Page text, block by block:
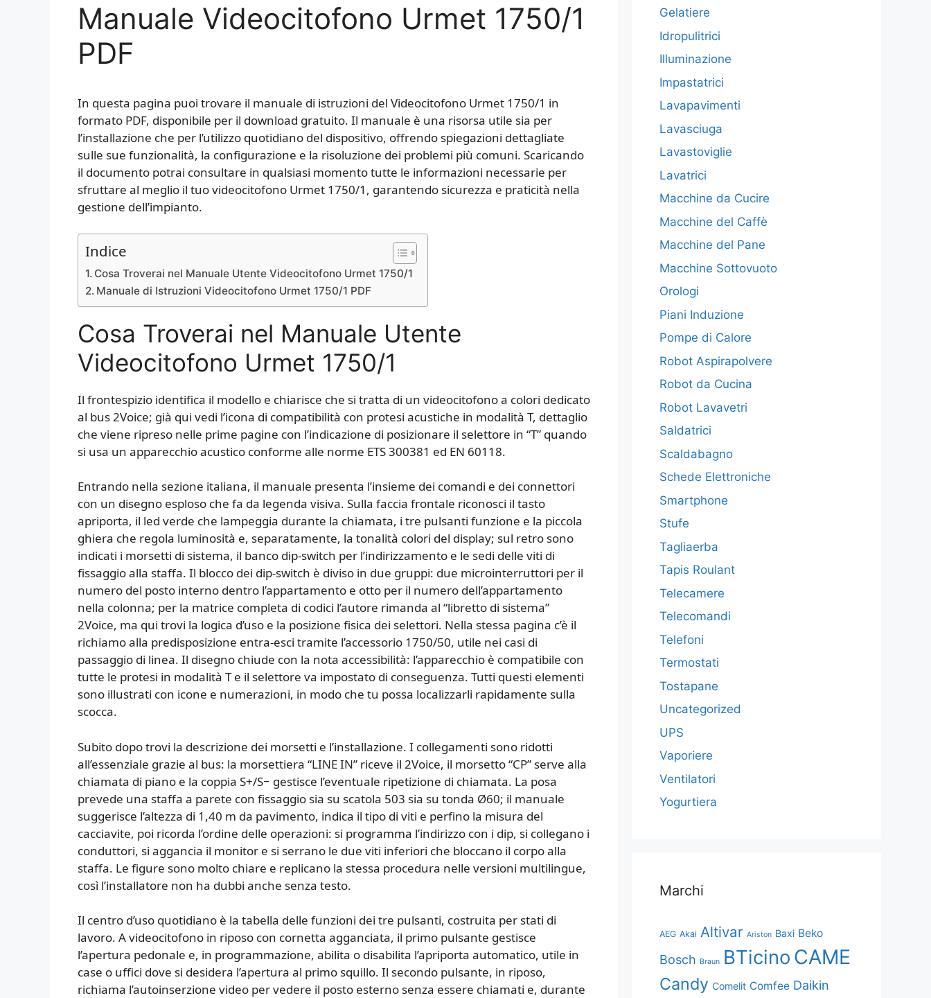
Manuale Videocitofono Urmet 1750/1
PDF
In questa pagina puoi trovare il manuale di istruzioni del Videocitofono Urmet 1750/1 in
formato PDF, disponibile per il download gratuito. Il manuale è una risorsa utile sia per
l’installazione che per l’utilizzo quotidiano del dispositivo, offrendo spiegazioni dettagliate
sulle sue funzionalità, la configurazione e la risoluzione dei problemi più comuni. Scaricando
il documento potrai consultare in qualsiasi momento tutte le informazioni necessarie per
sfruttare al meglio il tuo videocitofono Urmet 1750/1, garantendo sicurezza e praticità nella
gestione dell’impianto.
Indice
Cosa Troverai nel Manuale Utente Videocitofono Urmet 1750/1
Manuale di Istruzioni Videocitofono Urmet 1750/1 PDF
Cosa Troverai nel Manuale Utente
Videocitofono Urmet 1750/1
Il frontespizio identifica il modello e chiarisce che si tratta di un videocitofono a colori dedicato
al bus 2Voice; già qui vedi l’icona di compatibilità con protesi acustiche in modalità T, dettaglio
che viene ripreso nelle prime pagine con l’indicazione di posizionare il selettore in “T” quando
si usa un apparecchio acustico conforme alle norme ETS 300381 ed EN 60118.
Entrando nella sezione italiana, il manuale presenta l’insieme dei comandi e dei connettori
con un disegno esploso che fa da legenda visiva. Sulla faccia frontale riconosci il tasto
apriporta, il led verde che lampeggia durante la chiamata, i tre pulsanti funzione e la piccola
ghiera che regola luminosità e, separatamente, la tonalità colori del display; sul retro sono
indicati i morsetti di sistema, il banco dip-switch per l’indirizzamento e le sedi delle viti di
fissaggio alla staffa. Il blocco dei dip-switch è diviso in due gruppi: due microinterruttori per il
numero del posto interno dentro l’appartamento e otto per il numero dell’appartamento
nella colonna; per la matrice completa di codici l’autore rimanda al “libretto di sistema”
2Voice, ma qui trovi la logica d’uso e la posizione fisica dei selettori. Nella stessa pagina c’è il
richiamo alla predisposizione entra-esci tramite l’accessorio 1750/50, utile nei casi di
passaggio di linea. Il disegno chiude con la nota accessibilità: l’apparecchio è compatibile con
tutte le protesi in modalità T e il selettore va impostato di conseguenza. Tutti questi elementi
sono illustrati con icone e numerazioni, in modo che tu possa localizzarli rapidamente sulla
scocca.
Subito dopo trovi la descrizione dei morsetti e l’installazione. I collegamenti sono ridotti
all’essenziale grazie al bus: la morsettiera “LINE IN” riceve il 2Voice, il morsetto “CP” serve alla
chiamata di piano e la coppia S+/S− gestisce l’eventuale ripetizione di chiamata. La posa
prevede una staffa a parete con fissaggio sia su scatola 503 sia su tonda Ø60; il manuale
suggerisce l’altezza di 1,40 m da pavimento, indica il tipo di viti e perfino la misura del
cacciavite, poi ricorda l’ordine delle operazioni: si programma l’indirizzo con i dip, si collegano i
conduttori, si aggancia il monitor e si serrano le due viti inferiori che bloccano il corpo alla
staffa. Le figure sono molto chiare e replicano la stessa procedura nelle versioni multilingue,
così l’installatore non ha dubbi anche senza testo.
Il centro d’uso quotidiano è la tabella delle funzioni dei tre pulsanti, costruita per stati di
lavoro. A videocitofono in riposo con cornetta agganciata, il primo pulsante gestisce
l’apertura pedonale e, in programmazione, abilita o disabilita l’apriporta automatico, utile in
case o uffici dove si desidera l’apertura al primo squillo. Il secondo pulsante, in riposo,
richiama l’autoinserzione video per vedere il posto esterno senza essere chiamati e, durante
Gelatiere
Idropulitrici
Illuminazione
Impastatrici
Lavapavimenti
Lavasciuga
Lavastoviglie
Lavatrici
Macchine da Cucire
Macchine del Caffè
Macchine del Pane
Macchine Sottovuoto
Orologi
Piani Induzione
Pompe di Calore
Robot Aspirapolvere
Robot da Cucina
Robot Lavavetri
Saldatrici
Scaldabagno
Schede Elettroniche
Smartphone
Stufe
Tagliaerba
Tapis Roulant
Telecamere
Telecomandi
Telefoni
Termostati
Tostapane
Uncategorized
UPS
Vaporiere
Ventilatori
Yogurtiera
Marchi
AEG Akai Altivar Ariston Baxi Beko
Bosch Braun BTicino CAME
Candy Comelit Comfee Daikin